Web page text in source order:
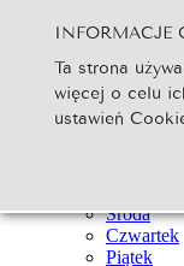
Szukaj...
Strona Główna
Newsy
Środa
Czwartek
Piątek
INFORMACJE
Ta strona
więcej o celu
ustawień